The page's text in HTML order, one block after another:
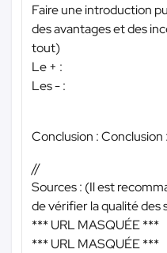
Faire une introduction
des avantages et des
tout)
Le + :
Les - :
Conclusion :
//
Sources : (Il est
de vérifier la qualité des
*** URL MASQUÉE ***
*** URL MASQUÉE ***